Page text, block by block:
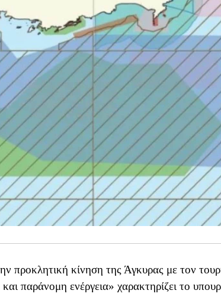
προκλητική κίνηση της Άγκυρας με τον
παράνομη ενέργεια» χαρακτηρίζει το